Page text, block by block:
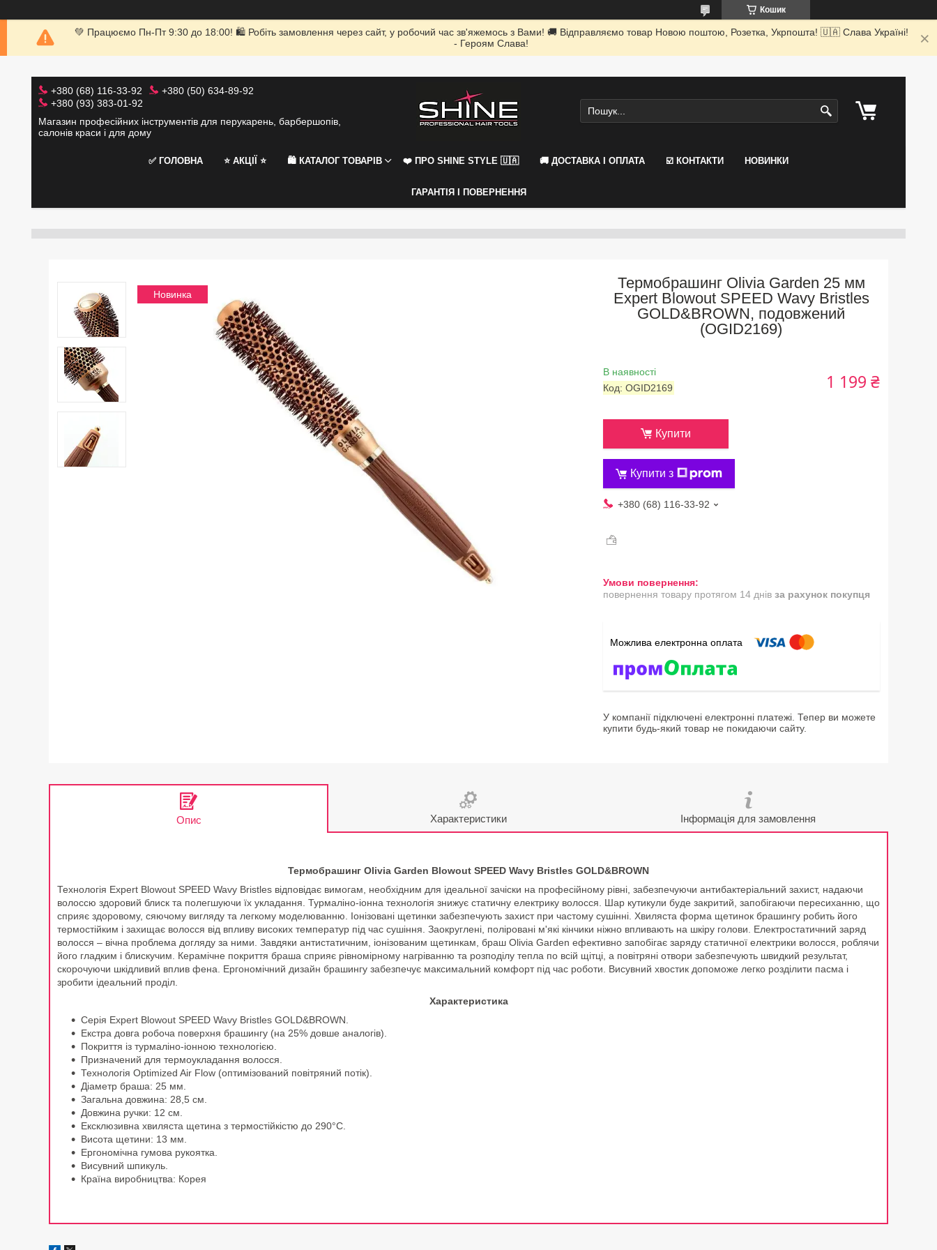
Кошик
💚 Працюємо Пн-Пт 9:30 до 18:00! 🛍 Робіть замовлення через сайт, у робочий час зв'яжемось з Вами! 🚚 Відправляємо товар Новою поштою, Розетка, Укрпошта! 🇺🇦 Слава Україні!
- Героям Слава!
+380 (68) 116-33-92
+380 (50) 634-89-92
+380 (93) 383-01-92
Магазин професійних інструментів для перукарень, барбершопів,
салонів краси і для дому
✅ ГОЛОВНА ⭐️ АКЦІЇ ⭐️ 🛍 КАТАЛОГ ТОВАРІВ ❤️ ПРО SHINE STYLE 🇺🇦 🚚 ДОСТАВКА І ОПЛАТА ☑️ КОНТАКТИ НОВИНКИ
ГАРАНТІЯ І ПОВЕРНЕННЯ
Новинка
Термобрашинг Olivia Garden 25 мм
Expert Blowout SPEED Wavy Bristles
GOLD&BROWN, подовжений
(OGID2169)
В наявності
Код: OGID2169 1 199 ₴
Купити
Купити з
+380 (68) 116-33-92
повернення товару протягом 14 днів за рахунок покупця
У компанії підключені електронні платежі. Тепер ви можете
купити будь-який товар не покидаючи сайту.
Опис Характеристики Інформація для замовлення
Термобрашинг Olivia Garden Blowout SPEED Wavy Bristles GOLD&BROWN
Технологія Expert Blowout SPEED Wavy Bristles відповідає вимогам, необхідним для ідеальної зачіски на професійному рівні, забезпечуючи антибактеріальний захист, надаючи
волоссю здоровий блиск та полегшуючи їх укладання. Турмаліно-іонна технологія знижує статичну електрику волосся. Шар кутикули буде закритий, запобігаючи пересиханню, що
сприяє здоровому, сяючому вигляду та легкому моделюванню. Іонізовані щетинки забезпечують захист при частому сушінні. Хвиляста форма щетинок брашингу робить його
термостійким і захищає волосся від впливу високих температур під час сушіння. Заокруглені, поліровані м'які кінчики ніжно впливають на шкіру голови. Електростатичний заряд
волосся – вічна проблема догляду за ними. Завдяки антистатичним, іонізованим щетинкам, браш Olivia Garden ефективно запобігає заряду статичної електрики волосся, роблячи
його гладким і блискучим. Керамічне покриття браша сприяє рівномірному нагріванню та розподілу тепла по всій щітці, а повітряні отвори забезпечують швидкий результат,
скорочуючи шкідливий вплив фена. Ергономічний дизайн брашингу забезпечує максимальний комфорт під час роботи. Висувний хвостик допоможе легко розділити пасма і
зробити ідеальний проділ.
Характеристика
Серія Expert Blowout SPEED Wavy Bristles GOLD&BROWN.
Екстра довга робоча поверхня брашингу (на 25% довше аналогів).
Покриття із турмаліно-іонною технологією.
Призначений для термоукладання волосся.
Технологія Optimized Air Flow (оптимізований повітряний потік).
Діаметр браша: 25 мм.
Загальна довжина: 28,5 см.
Довжина ручки: 12 см.
Ексклюзивна хвиляста щетина з термостійкістю до 290°С.
Висота щетини: 13 мм.
Ергономічна гумова рукоятка.
Висувний шпикуль.
Країна виробництва: Корея